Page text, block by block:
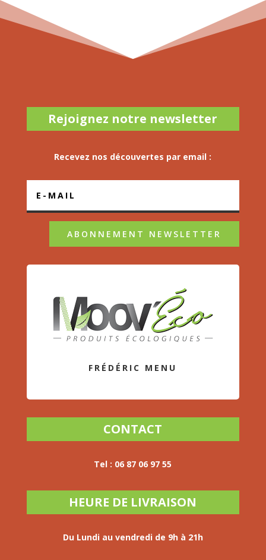
Rejoignez notre newsletter
Recevez nos découvertes par email :
ABONNEMENT NEWSLETTER
FRÉDÉRIC MENU
CONTACT
Tel : 06 87 06 97 55
HEURE DE LIVRAISON
Du Lundi au vendredi de 9h à 21h